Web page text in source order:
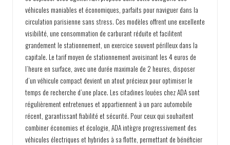
véhicules maniables et économiques, parfaits pour naviguer dans la
circulation parisienne sans stress. Ces modèles offrent une excellente
visibilité, une consommation de carburant réduite et facilitent
grandement le stationnement, un exercice souvent périlleux dans la
capitale. Le tarif moyen de stationnement avoisinant les 4 euros de
l’heure en surface, avec une durée maximale de 2 heures, disposer
d’un véhicule compact devient un atout précieux pour optimiser le
temps de recherche d’une place. Les citadines louées chez ADA sont
régulièrement entretenues et appartiennent à un parc automobile
récent, garantissant fiabilité et sécurité. Pour ceux qui souhaitent
combiner économies et écologie, ADA intègre progressivement des
véhicules électriques et hybrides à sa flotte, permettant de bénéficier